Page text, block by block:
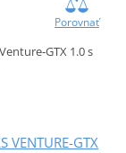
Porovnať
1.0 s
GTX